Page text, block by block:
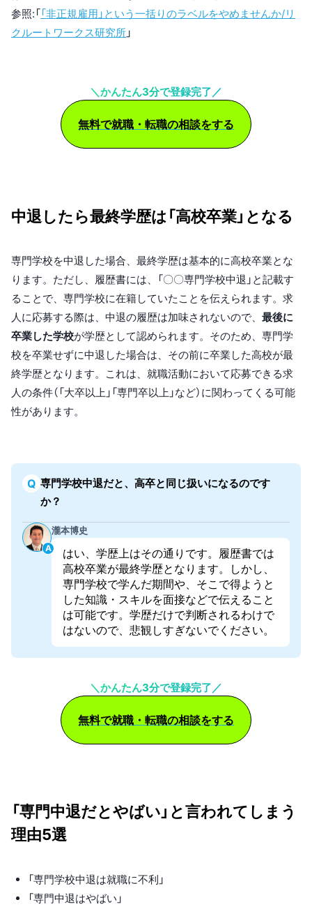
参照:「「非正規雇用」という一括りのラベルをやめませんか/リ
クルートワークス研究所 」
＼かんたん3分で登録完了／
無料で就職・転職の相談をする
中退したら最終学歴は「高校卒業」となる
専門学校を中退した場合、最終学歴は基本的に高校卒業とな
ります。ただし、履歴書には、「〇〇専門学校中退」と記載す
ることで、専門学校に在籍していたことを伝えられます。求
人に応募する際は、中退の履歴は加味されないので、 最後に
卒業した学校が学歴として認められます。そのため、専門学
校を卒業せずに中退した場合は、その前に卒業した高校が最
終学歴となります。これは、就職活動において応募できる求
人の条件（「大卒以上」「専門卒以上」など）に関わってくる可能
性があります。
専門学校中退だと、高卒と同じ扱いになるのです
か？
瀧本博史
はい、学歴上はその通りです。履歴書では
高校卒業が最終学歴となります。しかし、
専門学校で学んだ期間や、そこで得ようと
した知識・スキルを面接などで伝えること
は可能です。学歴だけで判断されるわけで
はないので、悲観しすぎないでください。
＼かんたん3分で登録完了／
無料で就職・転職の相談をする
「専門中退だとやばい」と言われてしまう
理由5選
「専門学校中退は就職に不利」
「専門中退はやばい」